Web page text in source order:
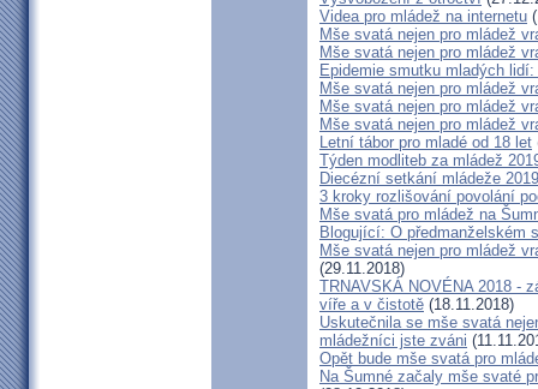
Videa pro mládež na internetu
Mše svatá nejen pro mládež
Mše svatá nejen pro mládež
Epidemie smutku mladých
Mše svatá nejen pro mládež
Mše svatá nejen pro mládež
Mše svatá nejen pro mládež
Letní tábor pro mladé od 18 let
Týden modliteb za mládež
Diecézní setkání mládeže
3 kroky rozlišování povolání
Mše svatá pro mládež na
Blogující: O předmanželském
Mše svatá nejen pro mládež
(29.11.2018)
TRNAVSKÁ NOVÉNA 2018 -
víře a v čistotě (18.11.2018)
Uskutečnila se mše svatá
mládežníci jste zváni
Opět bude mše svatá pro
Na Šumné začaly mše svaté